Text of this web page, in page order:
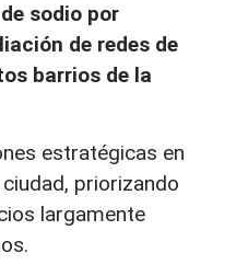
sodio por
de redes de
barrios de la
estratégicas en
priorizando
largamente